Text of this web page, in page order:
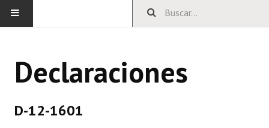
CONCEJO
Declaraciones
D-12-1601